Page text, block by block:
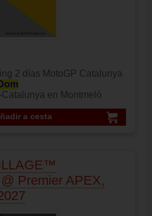
2 días MotoGP Catalunya
en Montmeló
a cesta
Premier APEX,